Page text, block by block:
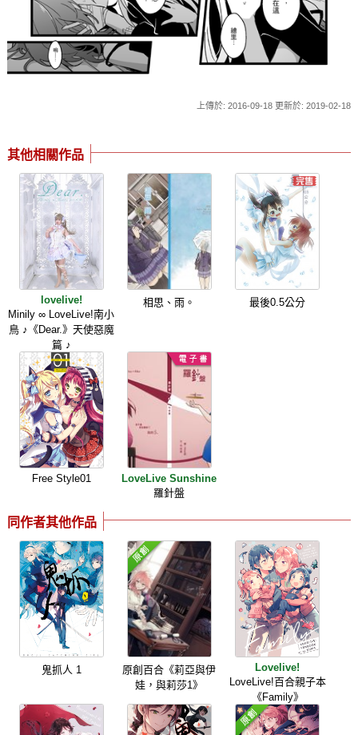
上傳於: 2016-09-18 更新於: 2019-02-18
其他相關作品
lovelive!
Minily ∞ LoveLive!南小
鳥 ♪《Dear.》天使惡魔
篇 ♪
相思、雨。 最後0.5公分
Free Style01
LoveLive Sunshine
羅針盤
同作者其他作品
鬼抓人 1
原創百合《莉亞與伊
娃，與莉莎1》
Lovelive!
LoveLive!百合親子本
《Family》